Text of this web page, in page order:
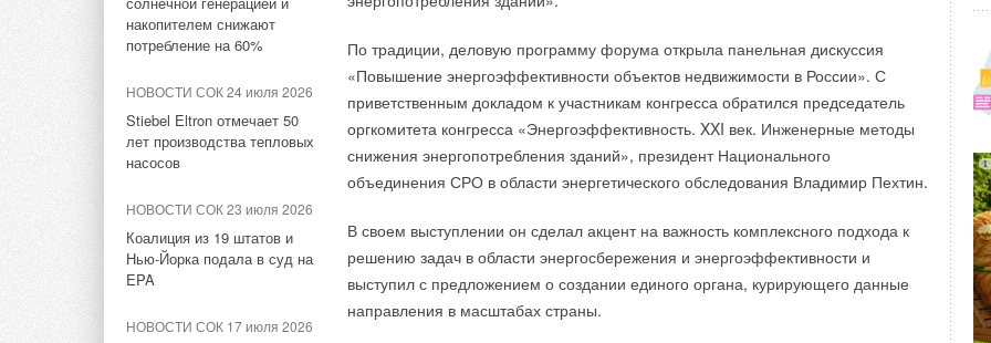
накопителем снижают
потребление на 60%
НОВОСТИ СОК 24 июля 2026
Stiebel Eltron отмечает 50
лет производства тепловых
насосов
НОВОСТИ СОК 23 июля 2026
Коалиция из 19 штатов и
Нью-Йорка подала в суд на
EPA
НОВОСТИ СОК 17 июля 2026
По традиции, деловую программу форума открыла панельная дискуссия
«Повышение энергоэффективности объектов недвижимости в России». С
приветственным докладом к участникам конгресса обратился председатель
оргкомитета конгресса «Энергоэффективность. XXI век. Инженерные методы
снижения энергопотребления зданий», президент Национального
объединения СРО в области энергетического обследования Владимир Пехтин.
В своем выступлении он сделал акцент на важность комплексного подхода к
решению задач в области энергосбережения и энергоэффективности и
выступил с предложением о создании единого органа, курирующего данные
направления в масштабах страны.
НОВОСТИ СОК 18 ноября
2025
партнеров GREE: итоги
десятилетия и новые
горизонты
2025
Технологии GREE в области
фотоэлектрических систем
на выставке в Эр-Рияде
НОВОСТИ СОК 29 октября
Ведущие специалисты отрасли обсудят развитие рынка кондиционирования и
при продвижении собственного бизнеса. В программе выступления
коммерческого директора GREE в странах Евросоюза и СНГ Chen Haofan,
директора маркетингового агентства «Литвинчук Маркетинг»; Литвинчука
Георгия Геннадьевича, генерального директора Евроклимат-Регион Мурашко
Владимира Петровича и др. Мероприятие проводится при поддержке
компанииЕВРОКЛИМАТ, маркетингового агентства «Литвинчук Маркетинг»; и
отраслевых СМИ.
Конференция пройдетв зале «А» павильона №1 с 15:00 до 18:00в
центральном выставочном комплексе Экспоцентр на Красной Пресне.»